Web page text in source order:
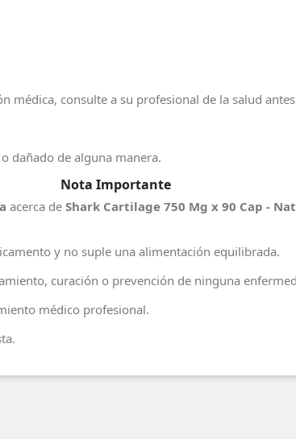
médica, consulte a su profesional de la salud
dañado de alguna manera.
Nota Importante
acerca de Shark Cartilage 750 Mg x 90 Cap -
y no suple una alimentación equilibrada.
curación o prevención de ninguna
médico profesional.